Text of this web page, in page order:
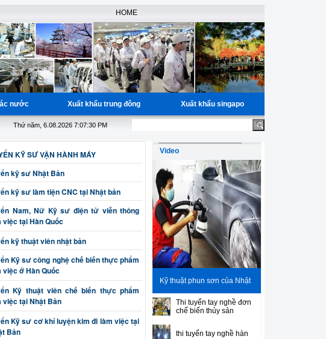
HOME
nước Xuất khẩu trung đông Xuất khẩu singapo
hàng tháng, miễn phí học nguồn cho các bạn đã có đầy đủ giấy tờ, Bao trúng
Thứ năm, 6.08.2026 7:07:30 PM
KỸ SƯ VẬN HÀNH MÁY
kỹ sư Nhật Bản
kỹ sư làm tiện CNC tại Nhật bản
Nam, Nữ Kỹ sư điện tử viễn thông
việc tại Hàn Quốc
kỹ thuật viên nhật bản
Kỹ sư công nghệ chế biến thực phẩm
việc ở Hàn Quốc
Kỹ thuật viên chế biến thực phẩm
việc tại Nhật Bản
Kỹ sư cơ khí luyện kim đi làm việc tại
Bản
Video
Kỹ thuật phun sơn của Nhật
Thi tuyển tay nghề đơn
chế biến thủy sản
thi tuyển tay nghề hàn